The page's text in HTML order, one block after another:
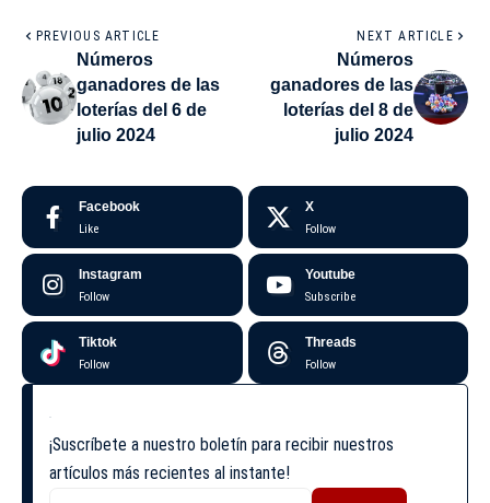
PREVIOUS ARTICLE
Números
ganadores de las
loterías del 6 de
julio 2024
NEXT ARTICLE
Números
ganadores de las
loterías del 8 de
julio 2024
Facebook
Like
X
Follow
Instagram
Follow
Youtube
Subscribe
Tiktok
Follow
Threads
Follow
¡Suscríbete a nuestro boletín para recibir nuestros
artículos más recientes al instante!